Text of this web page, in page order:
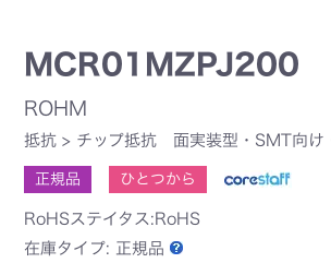
MCR01MZPJ200
ROHM
抵抗 > チップ抵抗 面実装型・SMT向け
正規品 ひとつから
RoHSステイタス:RoHS
在庫タイプ: 正規品